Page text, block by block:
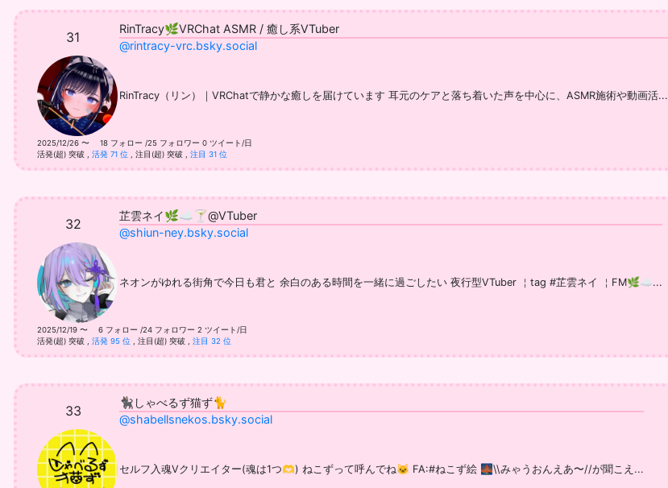
31
RinTracy🌿VRChat ASMR / 癒し系VTuber
@rintracy-vrc.bsky.social
RinTracy（リン）｜VRChatで静かな癒しを届けています 耳元のケアと落ち着いた声を中心に、ASMR施術や動画活...
2025/12/26 〜 18 フォロー /25 フォロワー 0 ツイート/日
活発(超) 突破
活発 71 位 注目(超) 突破 注目 31 位
32
芷雲ネイ🌿☁️🍸@VTuber
@shiun-ney.bsky.social
ネオンがゆれる街角で今日も君と 余白のある時間を一緒に過ごしたい 夜行型VTuber ￤tag #芷雲ネイ ￤FM🌿☁...
2025/12/19 〜 6 フォロー /24 フォロワー 2 ツイート/日
活発(超) 突破
活発 95 位 注目(超) 突破 注目 32 位
33
🐈‍⬛しゃべるず猫ず🐈
@shabellsnekos.bsky.social
セルフ入魂Vクリエイター(魂は1つ🫶) ねこずって呼んでね🐱 FA:#ねこず絵 🌉\\みゃうおんえあ〜//が聞こえ...